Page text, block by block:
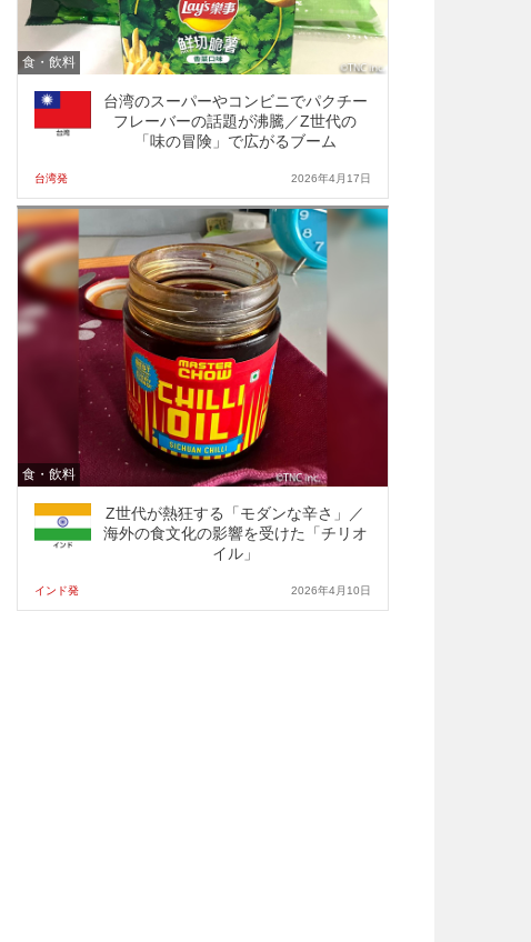
食・飲料
台湾のスーパーやコンビニでパクチー
フレーバーの話題が沸騰／Z世代の
「味の冒険」で広がるブーム
台湾発 2026年4月17日
食・飲料
Z世代が熱狂する「モダンな辛さ」／
海外の食文化の影響を受けた「チリオ
イル」
インド発 2026年4月10日